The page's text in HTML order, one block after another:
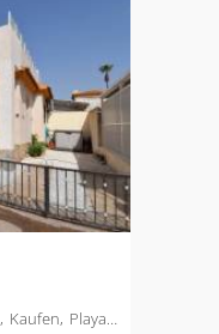
Kaufen Playa